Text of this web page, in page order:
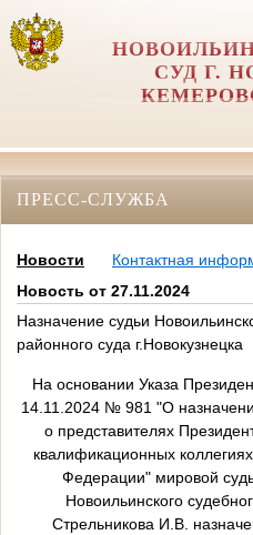
СУД Г.
ПРЕСС-СЛУЖБА
Новости
Контактная
Новость от 27.11.2024
Назначение судьи
районного суда г.Новокузнецка
На основании Указа
14.11.2024 № 981 "О
о представителях
квалификационных
Федерации" мировой
Новоильинского
Стрельникова И.В.